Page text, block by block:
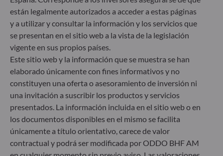
adversas de las decisiones de inversión en los
factores de sostenibilidad en el proceso de toma de
decisiones. Artículo 8: El equipo de gestión aborda
los riesgos de sostenibilidad integrando criterios
ESG (medioambientales, sociales y/o de gobierno
corporativo) en su proceso de toma de decisiones
de inversión. Artículo 9: El equipo de gestión
persigue un objetivo de inversión estrictamente
sostenible que contribuye de forma significativa a
los desafíos de la transición ecológica y aborda los
riesgos de sostenibilidad mediante las
calificaciones proporcionadas por el proveedor de
datos ESG externo de la Sociedad gestora.
están legalmente autorizados a acceder a estas páginas
y a utilizar y consultar la información y los servicios que
se presentan en el sitio web a la vista de la legislación
vigente en sus propios países.
Este sitio web y la información que se muestra se han
elaborado únicamente con fines informativos y no
constituyen una oferta o asesoramiento de inversión ni
una invitación a suscribir los productos y servicios
presentados. La información incluida en el sitio web o en
los documentos disponibles en el mismo se facilita
únicamente a título orientativo, carece de valor
contractual y podrá ser modificada por ODDO BHF AM